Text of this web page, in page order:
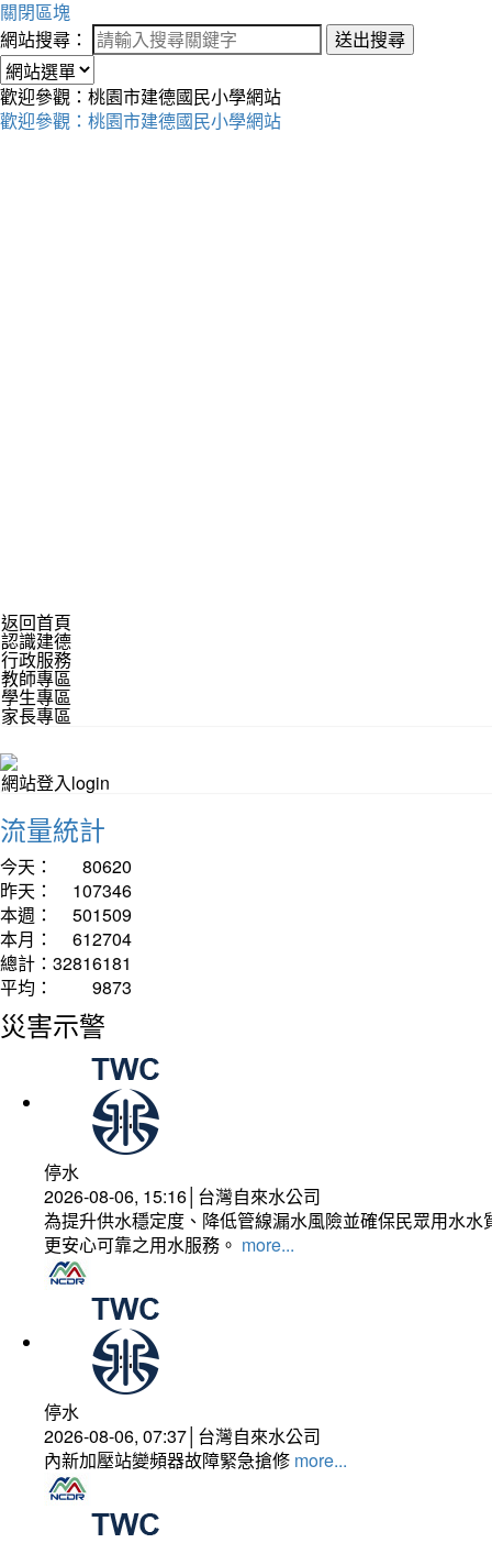
關閉區塊
網站搜尋：
送出搜尋
歡迎參觀：桃園市建德國民小學網站
歡迎參觀：桃園市建德國民小學網站
返回首頁
認識建德
行政服務
教師專區
學生專區
家長專區
網站登入login
流量統計
今天：
80620
昨天：
107346
本週：
501509
本月：
612704
總計： 32816181
平均：
9873
災害示警
停水
2026-08-06, 15:16│台灣自來水公司
為提升供水穩定度、降低管線漏水風險並確保民眾用水
更安心可靠之用水服務。 more...
停水
2026-08-06, 07:37│台灣自來水公司
內新加壓站變頻器故障緊急搶修 more...